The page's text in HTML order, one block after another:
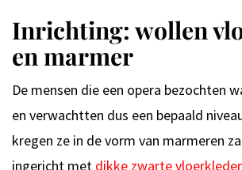
Inrichting: wollen
en marmer
De mensen die een opera bezochten
en verwachtten dus een bepaald
kregen ze in de vorm van marmeren
ingericht met dikke zwarte